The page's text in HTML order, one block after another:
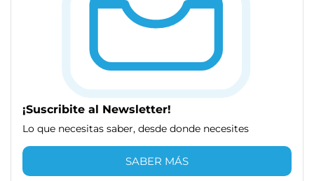
¡Suscribite al Newsletter!
Lo que necesitas saber, desde donde necesites
SABER MÁS